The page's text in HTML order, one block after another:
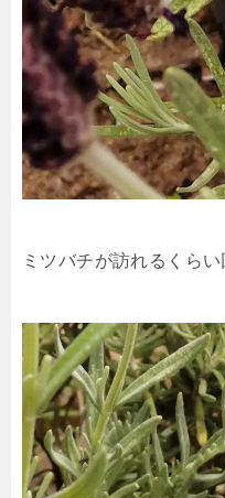
ミツバチが訪れるくらい